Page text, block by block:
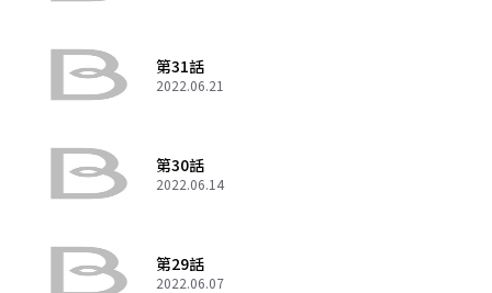
第31話
2022.06.21
第30話
2022.06.14
第29話
2022.06.07